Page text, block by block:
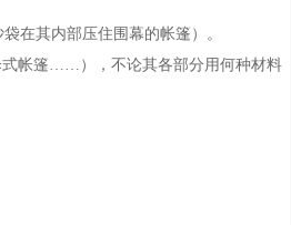
在其内部压住围幕的帐篷）。
式帐篷……），不论其各部分用何种材料